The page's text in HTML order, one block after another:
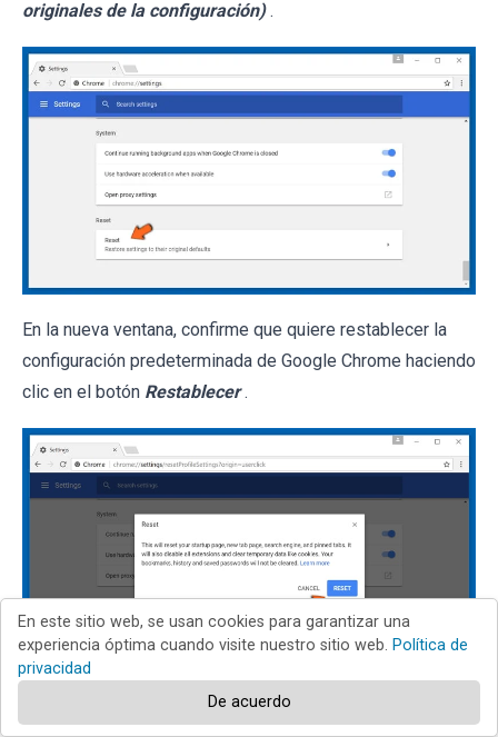
originales de la configuración) .
En la nueva ventana, confirme que quiere restablecer la
configuración predeterminada de Google Chrome haciendo
clic en el botón Restablecer .
Chrome Firefox
En este sitio web, se usan cookies para garantizar una
experiencia óptima cuando visite nuestro sitio web. Política de
privacidad
De acuerdo